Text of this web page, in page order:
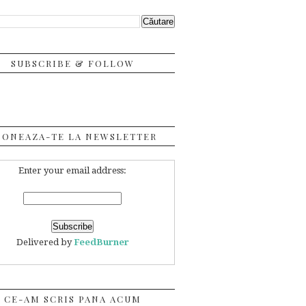
SUBSCRIBE & FOLLOW
TE LA NEWSLETTER
Enter your email address:
Delivered byFeedBurner
CE-AM SCRIS PANA ACUM